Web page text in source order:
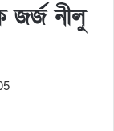
জর্জ নীলু